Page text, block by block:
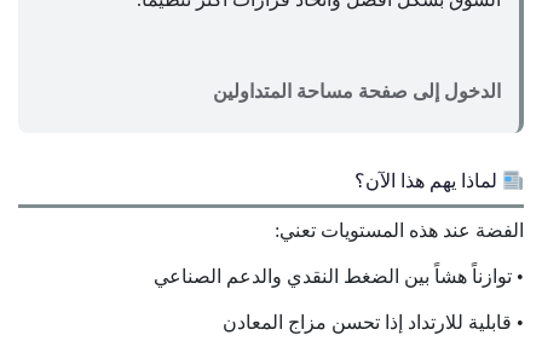
الدخول إلى صفحة مساحة المتداولين
لماذا يهم هذا الآن؟
الفضة عند هذه المستويات تعني:
• توازناً هشاً بين الضغط النقدي والدعم الصناعي
• قابلية للارتداد إذا تحسن مزاج المعادن